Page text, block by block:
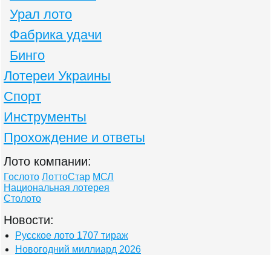
Урал лото
Фабрика удачи
Бинго
Лотереи Украины
Спорт
Инструменты
Прохождение и ответы
Лото компании:
Гослото ЛоттоСтар МСЛ
Национальная лотерея
Столото
Новости:
Русское лото 1707 тираж
Новогодний миллиард 2026